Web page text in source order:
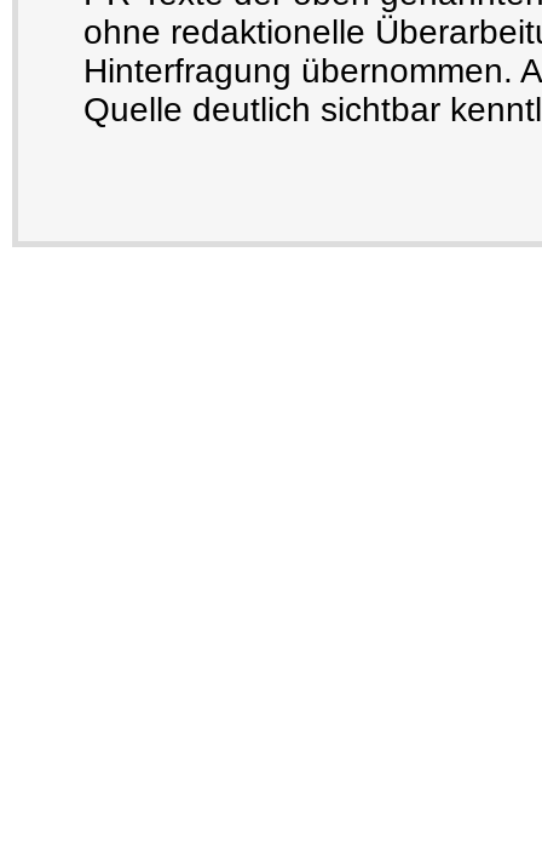
ohne redaktionelle
Hinterfragung übernommen.
Quelle deutlich sichtbar